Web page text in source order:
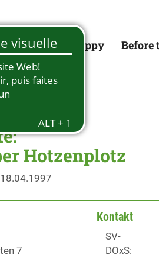
Looking for a puppy Before
Hotzenplotz
7
Kontakt
SV-
DOxS: